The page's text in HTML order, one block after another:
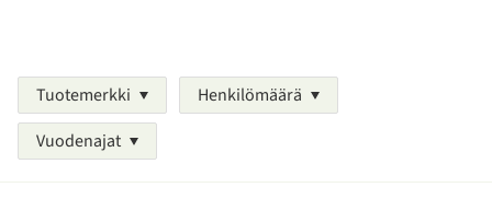
Tuotemerkki
Henkilömäärä
Vuodenajat